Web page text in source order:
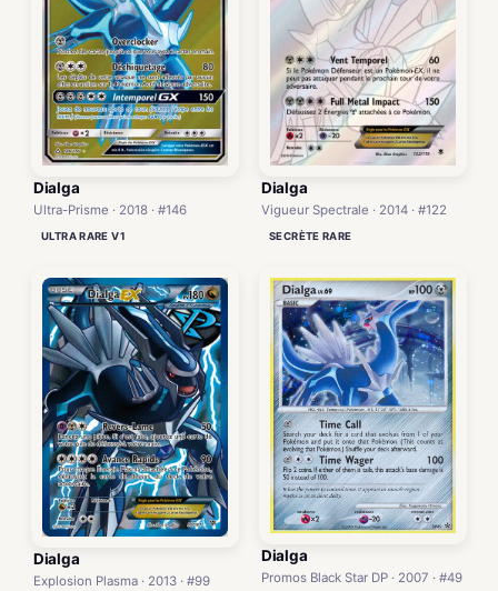
Dialga
Ultra-Prisme · 2018 · #146
ULTRA RARE V1
Dialga
Vigueur Spectrale · 2014 · #122
SECRÈTE RARE
Dialga
Explosion Plasma · 2013 · #99
Dialga
Promos Black Star DP · 2007 · #49